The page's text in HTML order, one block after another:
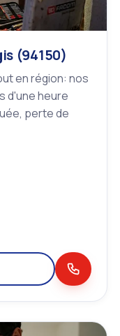
(94150)
en région: nos
d'une heure
perte de